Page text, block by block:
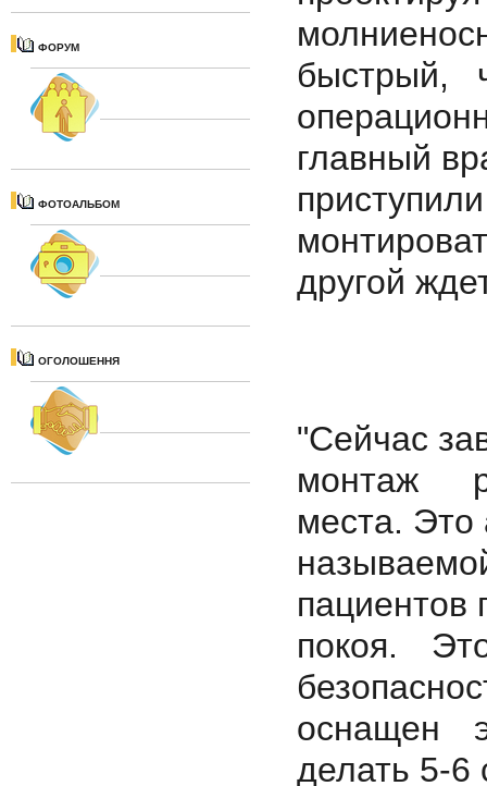
ФОРУМ
ФОТОАЛЬБОМ
ОГОЛОШЕННЯ
быстрый,
главный
другой
"Сейчас
монтаж
места. Это
пациентов
покоя.
оснащен
делать 5-6